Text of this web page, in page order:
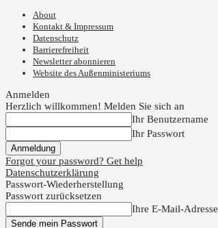
About
Kontakt & Impressum
Datenschutz
Barrierefreiheit
Newsletter abonnieren
Website des Außenministeriums
Anmelden
Herzlich willkommen! Melden Sie sich an
Ihr Benutzername
Ihr Passwort
Forgot your password? Get help
Datenschutzerklärung
Passwort-Wiederherstellung
Passwort zurücksetzen
Ihre E-Mail-Adresse